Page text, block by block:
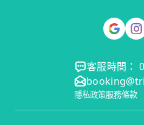
客服時間：
隱私政策服務條款